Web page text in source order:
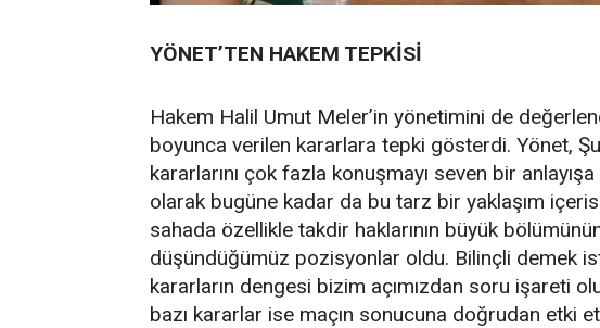
YÖNET’TEN HAKEM TEPKİSİ
Hakem Halil Umut Meler’in yönetimini de
boyunca verilen kararlara tepki gösterdi. Yönet,
kararlarını çok fazla konuşmayı seven bir
olarak bugüne kadar da bu tarz bir yaklaşım
sahada özellikle takdir haklarının büyük
düşündüğümüz pozisyonlar oldu. Bilinçli demek
kararların dengesi bizim açımızdan soru işareti
bazı kararlar ise maçın sonucuna doğrudan etki